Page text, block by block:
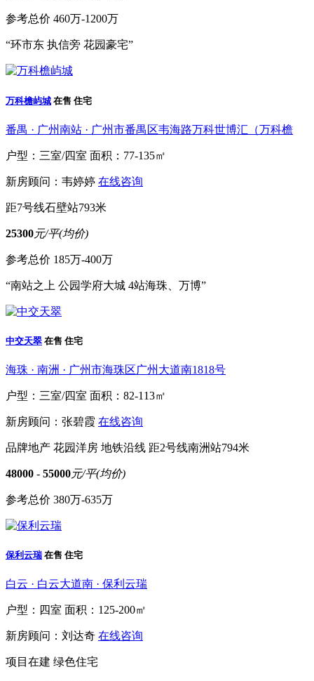
参考总价 460万-1200万
“环市东 执信旁 花园豪宅”
万科檐屿城 在售 住宅
番禺 · 广州南站 · 广州市番禺区韦海路万科世博汇（万科檐
户型：三室/四室 面积：77-135㎡
新房顾问：韦婷婷 在线咨询
距7号线石壁站793米
25300元/平(均价)
参考总价 185万-400万
“南站之上 公园学府大城 4站海珠、万博”
中交天翠 在售 住宅
海珠 · 南洲 · 广州市海珠区广州大道南1818号
户型：三室/四室 面积：82-113㎡
新房顾问：张碧霞 在线咨询
品牌地产 花园洋房 地铁沿线 距2号线南洲站794米
48000 - 55000元/平(均价)
参考总价 380万-635万
保利云瑞 在售 住宅
白云 · 白云大道南 · 保利云瑞
户型：四室 面积：125-200㎡
新房顾问：刘达奇 在线咨询
项目在建 绿色住宅